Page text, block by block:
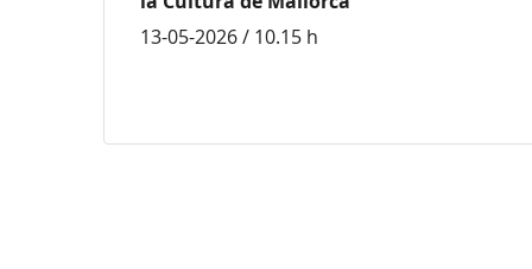
13-05-2026 / 10.15 h